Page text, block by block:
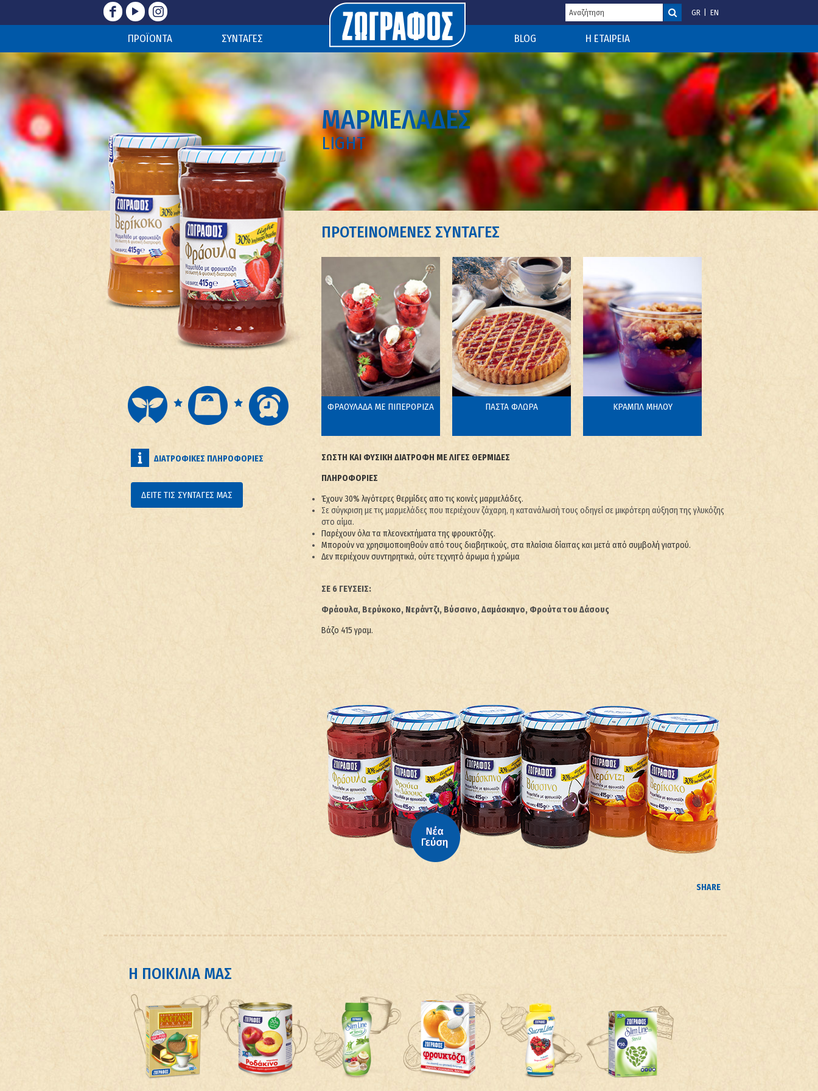
GR EN
ΠΡΟΪΟΝΤΑ ΣΥΝΤΑΓΕΣ BLOG Η ΕΤΑΙΡΕΙΑ
ΔΙΑΤΡΟΦΙΚΕΣ ΠΛΗΡΟΦΟΡΙΕΣ
ΔΕΙΤΕ ΤΙΣ ΣΥΝΤΑΓΕΣ ΜΑΣ
ΜΑΡΜΕΛΑΔΕΣ
LIGHT
ΠΡΟΤΕΙΝΟΜΕΝΕΣ ΣΥΝΤΑΓΕΣ
ΦΡΑΟΥΛΑΔΑ ΜΕ ΠΙΠΕΡΟΡΙΖΑ ΠΑΣΤΑ ΦΛΩΡΑ ΚΡΑΜΠΛ ΜΗΛΟΥ
ΣΩΣΤΗ ΚΑΙ ΦΥΣΙΚΗ ΔΙΑΤΡΟΦΗ ΜΕ ΛΙΓΕΣ ΘΕΡΜΙΔΕΣ
ΠΛΗΡΟΦΟΡΙΕΣ
Έχουν 30% λιγότερες θερμίδες απο τις κοινές μαρμελάδες.
Σε σύγκριση με τις μαρμελάδες που περιέχουν ζάχαρη, η κατανάλωσή τους οδηγεί σε μικρότερη αύξηση της γλυκόζης
στο αίμα.
Παρέχουν όλα τα πλεονεκτήματα της φρουκτόζης.
Μπορούν να χρησιμοποιηθούν από τους διαβητικούς, στα πλαίσια δίαιτας και μετά από συμβολή γιατρού.
Δεν περιέχουν συντηρητικά, ούτε τεχνητό άρωμα ή χρώμα
ΣΕ 6 ΓΕΥΣΕΙΣ:
Φράουλα, Βερύκοκο, Νεράντζι, Βύσσινο, Δαμάσκηνο, Φρούτα του Δάσους
Βάζο 415 γραμ.
SHARE
Η ΠΟΙΚΙΛΙΑ ΜΑΣ